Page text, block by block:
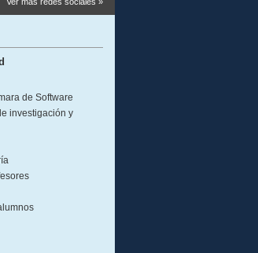
de Software
investigación y